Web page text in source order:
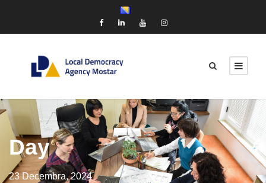
Day
23 Decembra, 2024